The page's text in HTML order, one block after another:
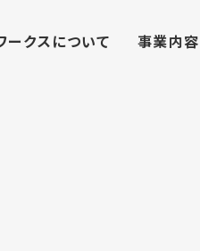
ークスについて 事業内容